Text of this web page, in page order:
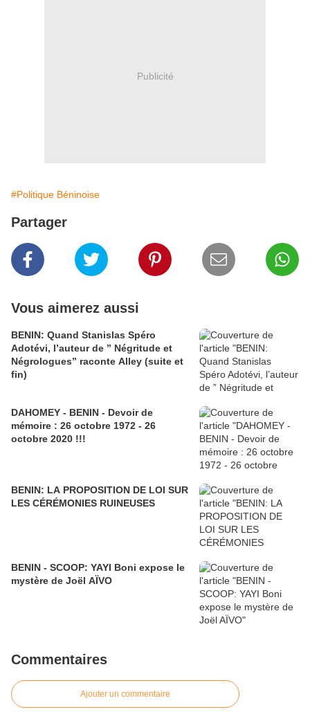
Publicité
#Politique Béninoise
Partager
Vous aimerez aussi
BENIN: Quand Stanislas Spéro
Adotévi, l’auteur de ” Négritude et
Négrologues” raconte Alley (suite et
fin)
DAHOMEY - BENIN - Devoir de
mémoire : 26 octobre 1972 - 26
octobre 2020 !!!
BENIN: LA PROPOSITION DE LOI SUR
LES CÉRÉMONIES RUINEUSES
BENIN - SCOOP: YAYI Boni expose le
mystère de Joël AÏVO
Commentaires
Ajouter un commentaire